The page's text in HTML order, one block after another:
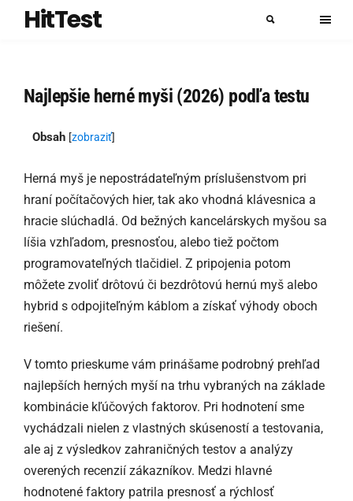
HitTest
Najlepšie herné myši (2026) podľa testu
Obsah [zobraziť]
Herná myš je nepostrádateľným príslušenstvom pri
hraní počítačových hier, tak ako vhodná klávesnica a
hracie slúchadlá. Od bežných kancelárskych myšou sa
líšia vzhľadom, presnosťou, alebo tiež počtom
programovateľných tlačidiel. Z pripojenia potom
môžete zvoliť drôtovú či bezdrôtovú hernú myš alebo
hybrid s odpojiteľným káblom a získať výhody oboch
riešení.
V tomto prieskume vám prinášame podrobný prehľad
najlepších herných myší na trhu vybraných na základe
kombinácie kľúčových faktorov. Pri hodnotení sme
vychádzali nielen z vlastných skúseností a testovania,
ale aj z výsledkov zahraničných testov a analýzy
overených recenzií zákazníkov. Medzi hlavné
hodnotené faktory patrila presnosť a rýchlosť